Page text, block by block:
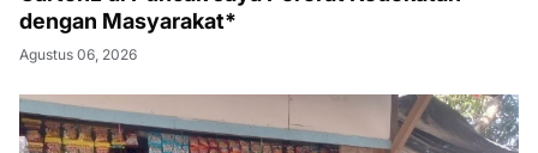
dengan Masyarakat*
Agustus 06, 2026